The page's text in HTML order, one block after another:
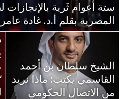
ستة أعوام ثَرية بالإنجازات
المصرية بقلم أ.د. غادة عامر
الشيخ سلطان بن أحمد
القاسمي يكتب: ماذا نريد
من الاتصال الحكومي